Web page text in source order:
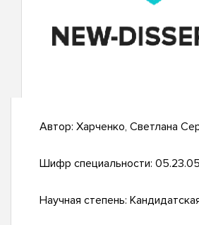
Автор: Харченко, Светлана
Шифр специальности: 05.23.05
Научная степень: